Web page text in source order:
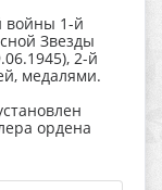
войны 1-й
Звезды
2-й
медалями.
ордена